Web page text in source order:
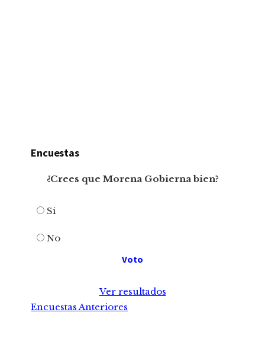
Encuestas
¿Crees que Morena Gobierna bien?
Si
No
Ver resultados
Encuestas Anteriores